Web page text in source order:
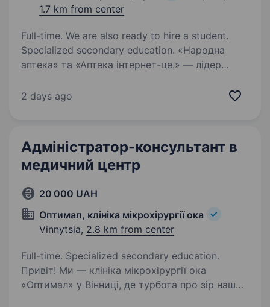
1.7 km from center
Full-time. We are also ready to hire a student.
Specialized secondary education. «Народна
аптека» та «Аптека інтернет-це.» — лідер
успішної діяльності. Ми працюємо на території
2 days ago
Адміністратор-консультант в
медичний центр
20 000 UAH
Оптимал, клініка мікрохірургії ока
Vinnytsia, 2.8 km from center
Full-time. Specialized secondary education.
Привіт! Ми — клініка мікрохірургії ока
«Оптимал» у Вінниці, де турбота про зір наших